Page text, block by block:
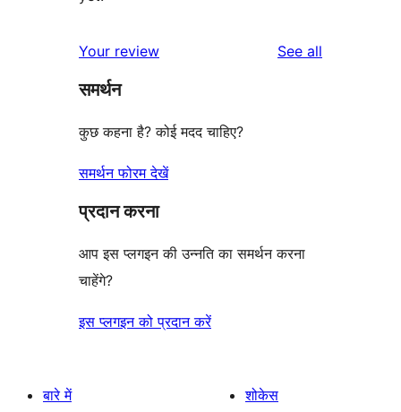
Your review See all
समर्थन
कुछ कहना है? कोई मदद चाहिए?
समर्थन फोरम देखें
प्रदान करना
आप इस प्लगइन की उन्नति का समर्थन करना
चाहेंगे?
इस प्लगइन को प्रदान करें
बारे में
शोकेस